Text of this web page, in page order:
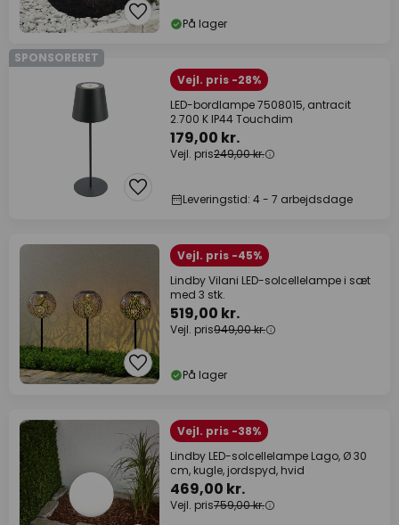
På lager
SPONSORERET
Vejl. pris -28%
LED-bordlampe 7508015, antracit
2.700 K IP44 Touchdim
179,00 kr.
Vejl. pris249,00 kr.
Leveringstid: 4 - 7 arbejdsdage
Vejl. pris -45%
Lindby Vilani LED-solcellelampe i sæt
med 3 stk.
519,00 kr.
Vejl. pris949,00 kr.
På lager
Vejl. pris -38%
Lindby LED-solcellelampe Lago, Ø 30
cm, kugle, jordspyd, hvid
469,00 kr.
Vejl. pris759,00 kr.